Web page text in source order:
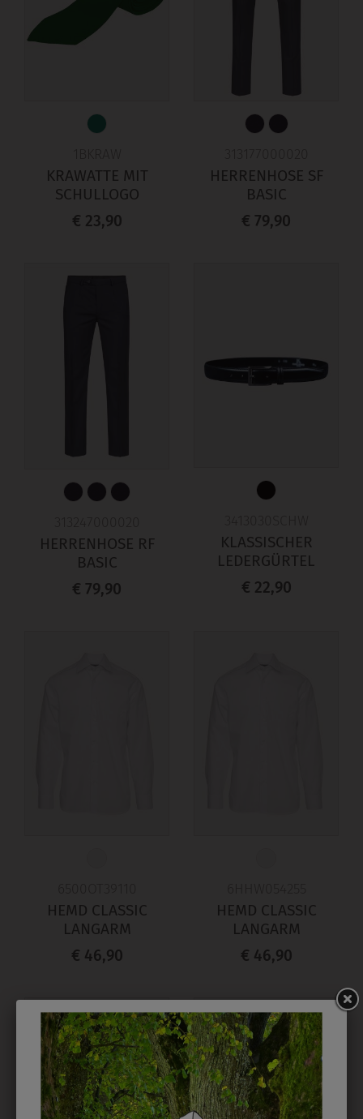
KRAWATTE MIT
SCHULLOGO
€ 23,90
HERRENHOSE SF
BASIC
€ 79,90
HERRENHOSE RF
BASIC
€ 79,90
KLASSISCHER
LEDERGÜRTEL
€ 22,90
HEMD CLASSIC
LANGARM
€ 46,90
HEMD CLASSIC
LANGARM
€ 46,90